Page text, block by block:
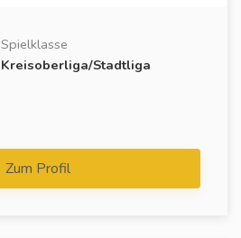
Spielklasse
Kreisoberliga/Stadtliga
Zum Profil